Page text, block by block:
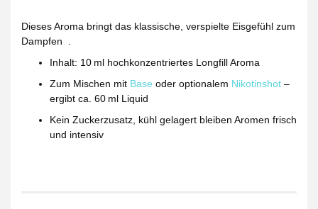
Dieses Aroma bringt das klassische, verspielte Eisgefühl zum
Dampfen
Inhalt: 10 ml hochkonzentriertes Longfill Aroma
Zum Mischen mit Base oder optionalem Nikotinshot –
ergibt ca. 60 ml Liquid
Kein Zuckerzusatz, kühl gelagert bleiben Aromen frisch
und intensiv